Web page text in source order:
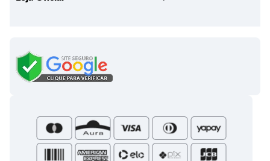
Roteiros Homiléticos
Folhetos e Partituras
Bíblias - Tradução Oficial
Campanha da Fraternidade